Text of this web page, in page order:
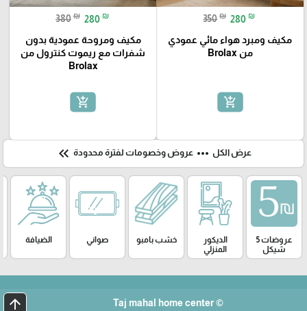
350 ₪ 280 ₪
مكيف ومبرد هواء مائي عمودي
من Brolax
add_shopping_cart
380 ₪ 280 ₪
مكيف ومروحة عمودية بدون
شفرات مع ريموت كنترول من
Brolax
add_shopping_cart
عرض الكل more_horiz عروض وخصومات لفترة محدودة keyboard_double_arrow_left
عروضات 5
شيكل
الديكور
المنزلي
خشب بامبو صواني الضيافة
© Taj mahal home center
arrow_upward